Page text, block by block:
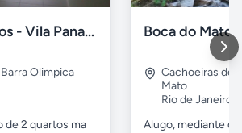
Alugo 2 Quartos - Vila Panamericana
Barra Olimpica
de 2 quartos ma
Cachoeiras de
Mato
Rio de Janeiro
Alugo, mediante